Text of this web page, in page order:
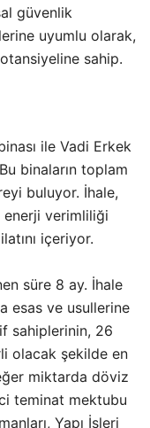
güvenlik
uyumlu olarak,
sahip.
ile Vadi Erkek
binaların toplam
buluyor. İhale,
enerji verimliliği
içeriyor.
süre 8 ay. İhale
esas ve usullerine
sahiplerinin, 26
olacak şekilde en
miktarda döviz
teminat mektubu
Yapı İşleri